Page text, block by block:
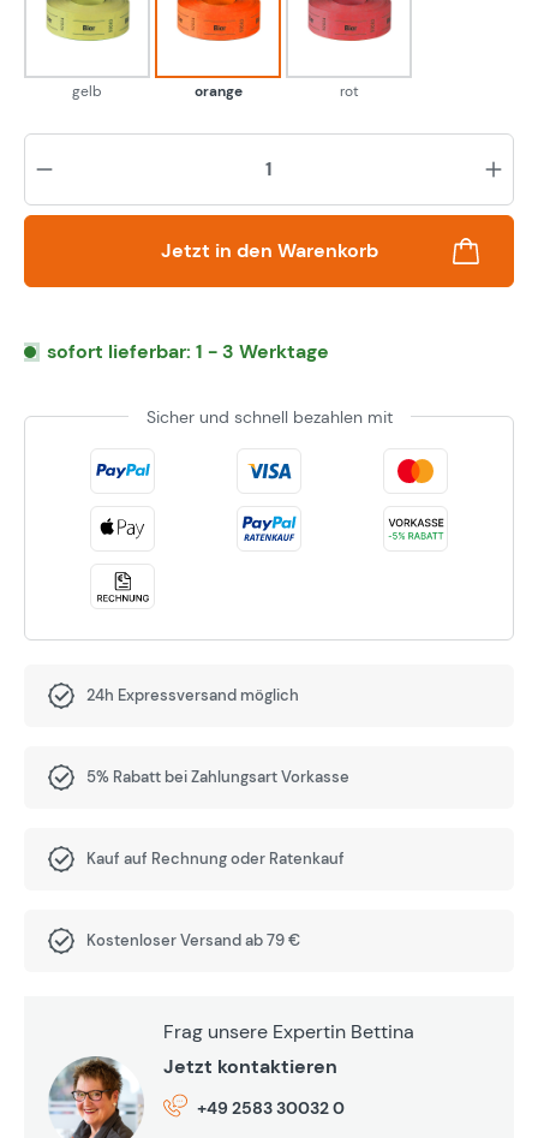
gelb
gelb
orange
orange
rot
rot
Jetzt in den Warenkorb
sofort lieferbar: 1 - 3 Werktage
Sicher und schnell bezahlen mit
24h Expressversand möglich
5% Rabatt bei Zahlungsart Vorkasse
Kauf auf Rechnung oder Ratenkauf
Kostenloser Versand ab 79 €
Frag unsere Expertin Bettina
Jetzt kontaktieren
+49 2583 30032 0